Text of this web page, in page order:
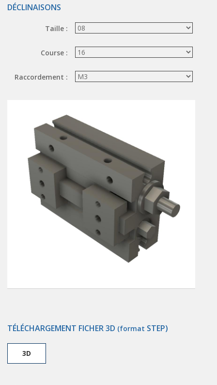
Vannes à jet pulsé
OUTILS COUPANTS
Couteaux pneumatiques
TRAITEMENT D'AIR
Traitements d'air
Traitements d'air - Accessoires
Traitements d'air - Ioniseurs
Traitements d'air compacts
DÉCLINAISONS
Taille :
Course :
Raccordement :
TÉLÉCHARGEMENT FICHER 3D (format STEP)
3D